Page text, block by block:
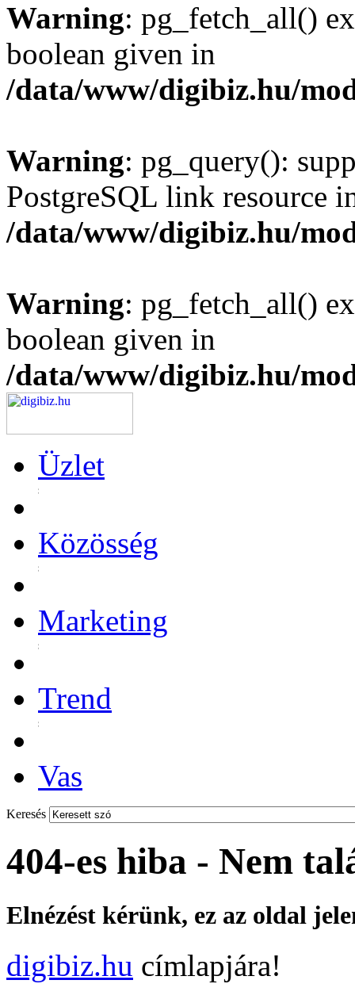
Warning: pg_fetch_all()
boolean given in
/data/www/digibiz.hu/
Warning: pg_query():
PostgreSQL link resource
/data/www/digibiz.hu/
Warning: pg_fetch_all()
boolean given in
/data/www/digibiz.hu/
Üzlet
Közösség
Marketing
Trend
Vas
Keresés
404-es hiba - Nem
Elnézést kérünk, ez az oldal
digibiz.hu címlapjára!